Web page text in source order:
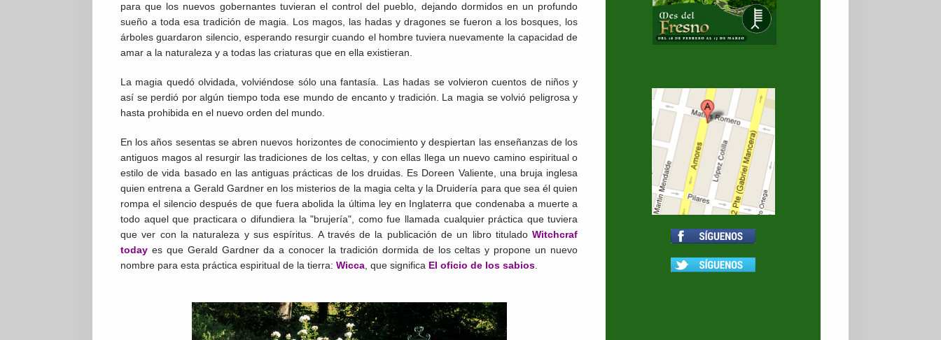
para que los nuevos gobernantes tuvieran el control del pueblo, dejando dormidos en un profundo
sueño a toda esa tradición de magia. Los magos, las hadas y dragones se fueron a los bosques, los
árboles guardaron silencio, esperando resurgir cuando el hombre tuviera nuevamente la capacidad de
amar a la naturaleza y a todas las criaturas que en ella existieran.
La magia quedó olvidada, volviéndose sólo una fantasía. Las hadas se volvieron cuentos de niños y
así se perdió por algún tiempo toda ese mundo de encanto y tradición. La magia se volvió peligrosa y
hasta prohibida en el nuevo orden del mundo.
En los años sesentas se abren nuevos horizontes de conocimiento y despiertan las enseñanzas de los
antiguos magos al resurgir las tradiciones de los celtas, y con ellas llega un nuevo camino espiritual o
estilo de vida basado en las antiguas prácticas de los druidas. Es Doreen Valiente, una bruja inglesa
quien entrena a Gerald Gardner en los misterios de la magia celta y la Druidería para que sea él quien
rompa el silencio después de que fuera abolida la última ley en Inglaterra que condenaba a muerte a
todo aquel que practicara o difundiera la "brujería", como fue llamada cualquier práctica que tuviera
que ver con la naturaleza y sus espíritus. A través de la publicación de un libro tituladoWitchcraf
today es que Gerald Gardner da a conocer la tradición dormida de los celtas y propone un nuevo
nombre para esta práctica espiritual de la tierra: Wicca, que significa El oficio de los sabios.